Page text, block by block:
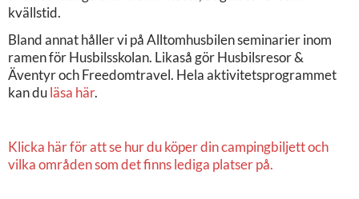
kvällstid.
Bland annat håller vi på Alltomhusbilen seminarier inom
ramen för Husbilsskolan. Likaså gör Husbilsresor &
Äventyr och Freedomtravel. Hela aktivitetsprogrammet
kan duläsa här.
Klicka här för att se hur du köper din campingbiljett och
vilka områden som det finns lediga platser på.